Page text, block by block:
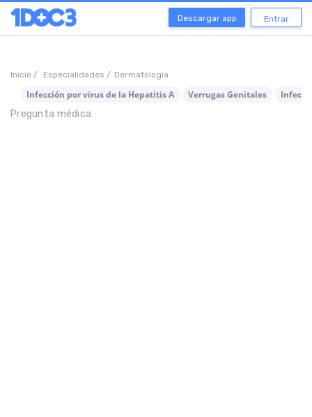
Descargar app Entrar
Inicio / Especialidades / Dermatología
Infección por virus de la Hepatitis A Verrugas Genitales
Pregunta médica